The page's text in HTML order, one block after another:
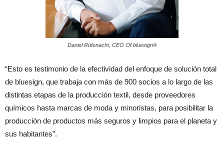
Daniel Rüfenacht, CEO Of bluesign®
“Esto es testimonio de la efectividad del enfoque de solución total
de bluesign, que trabaja con más de 900 socios a lo largo de las
distintas etapas de la producción textil, desde proveedores
químicos hasta marcas de moda y minoristas, para posibilitar la
producción de productos más seguros y limpios para el planeta y
sus habitantes”.